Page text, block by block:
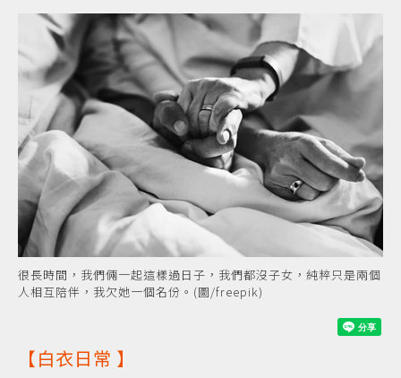
很長時間，我們倆一起這樣過日子，我們都沒子女，純粹只是兩個
人相互陪伴，我欠她一個名份。(圖/freepik)
【白衣日常 】